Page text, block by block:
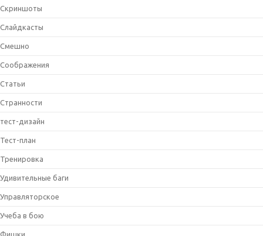
Скриншоты
Слайдкасты
Смешно
Соображения
Статьи
Странности
тест-дизайн
Тест-план
Тренировка
Удивительные баги
Управляторское
Учеба в бою